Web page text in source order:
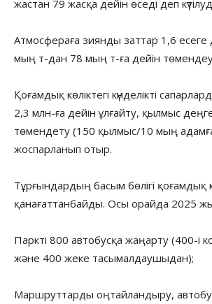
жастан 79 жасқа дейін өседі деп
Атмосфераға зиянды заттар 1,6 есеге
мың т-дан 78 мың т-ға дейін
Қоғамдық көліктегі күнделікті
2,3 млн-ға дейін ұлғайту, қылмыс
төмендету (150 қылмыс/10 мың
жоспарланып отыр.
Тұрғындардың басым бөлігі қоғамдық
қанағаттанбайды. Осы орайда 2025
Паркті 800 автобусқа жаңарту (400-і
және 400 жеке тасымалдаушыдан);
Маршруттарды оңтайландыру,